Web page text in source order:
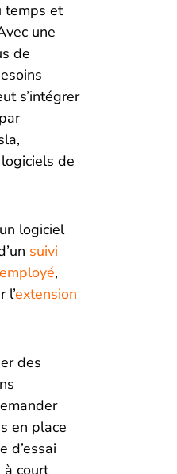
temps et
une
de
s’intégrer
de
logiciel
suivi
,
l’extension
des
en place
d’essai
à court